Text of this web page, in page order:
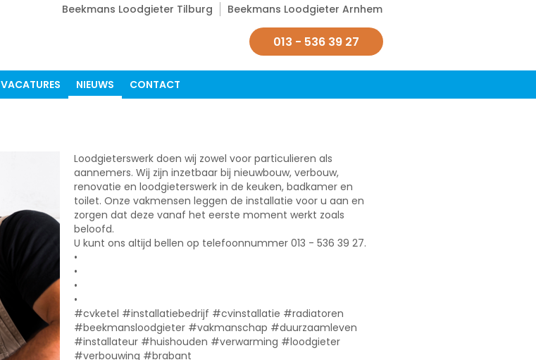
Beekmans Loodgieter Tilburg Beekmans Loodgieter Arnhem
013 - 536 39 27
VACATURES NIEUWS CONTACT
Loodgieterswerk doen wij zowel voor particulieren als
aannemers. Wij zijn inzetbaar bij nieuwbouw, verbouw,
renovatie en loodgieterswerk in de keuken, badkamer en
toilet. Onze vakmensen leggen de installatie voor u aan en
zorgen dat deze vanaf het eerste moment werkt zoals
beloofd.
U kunt ons altijd bellen op telefoonnummer 013 - 536 39 27.
•
•
•
•
#cvketel #installatiebedrijf #cvinstallatie #radiatoren
#beekmansloodgieter #vakmanschap #duurzaamleven
#installateur #huishouden #verwarming #loodgieter
#verbouwing #brabant